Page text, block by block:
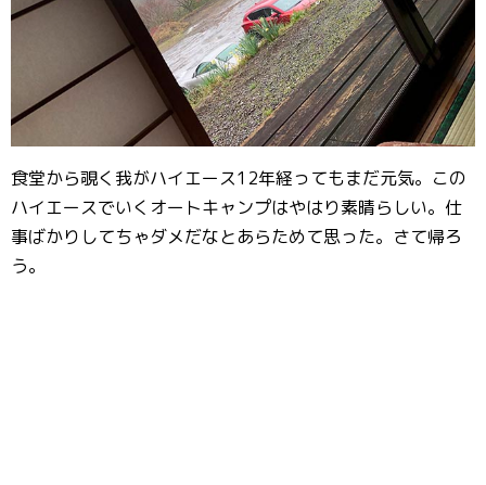
食堂から覗く我がハイエース12年経ってもまだ元気。この
ハイエースでいくオートキャンプはやはり素晴らしい。仕
事ばかりしてちゃダメだなとあらためて思った。さて帰ろ
う。